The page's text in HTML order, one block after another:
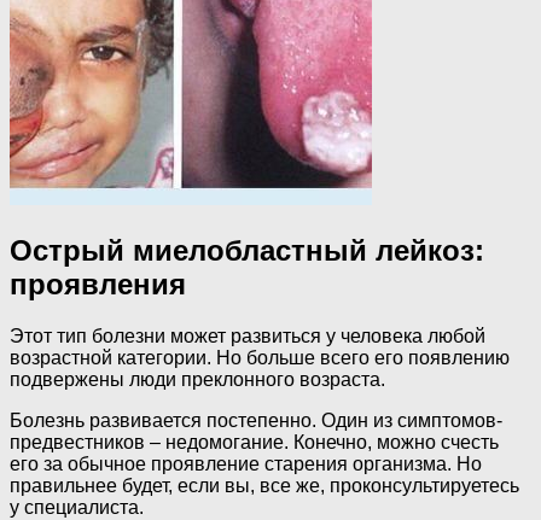
Острый миелобластный лейкоз:
проявления
Этот тип болезни может развиться у человека любой
возрастной категории. Но больше всего его появлению
подвержены люди преклонного возраста.
Болезнь развивается постепенно. Один из симптомов-
предвестников – недомогание. Конечно, можно счесть
его за обычное проявление старения организма. Но
правильнее будет, если вы, все же, проконсультируетесь
у специалиста.